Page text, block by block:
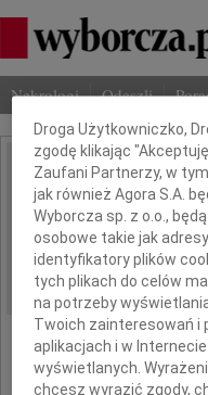
Nekrologi Odeszli
IMIĘ I NAZWISKO:
REGION:
DATA EMISJI:
Dbamy o Twoją
Droga Użytkowniczko,
zgodę klikając
Zaufani Partnerzy, w
jak również Agora S.A.
Wyborcza sp. z o.o.,
osobowe takie jak
identyfikatory plików
tych plikach do celów
na potrzeby
Twoich zainteresowań i
aplikacjach i w
wyświetlanych.
chcesz wyrazić zgody,